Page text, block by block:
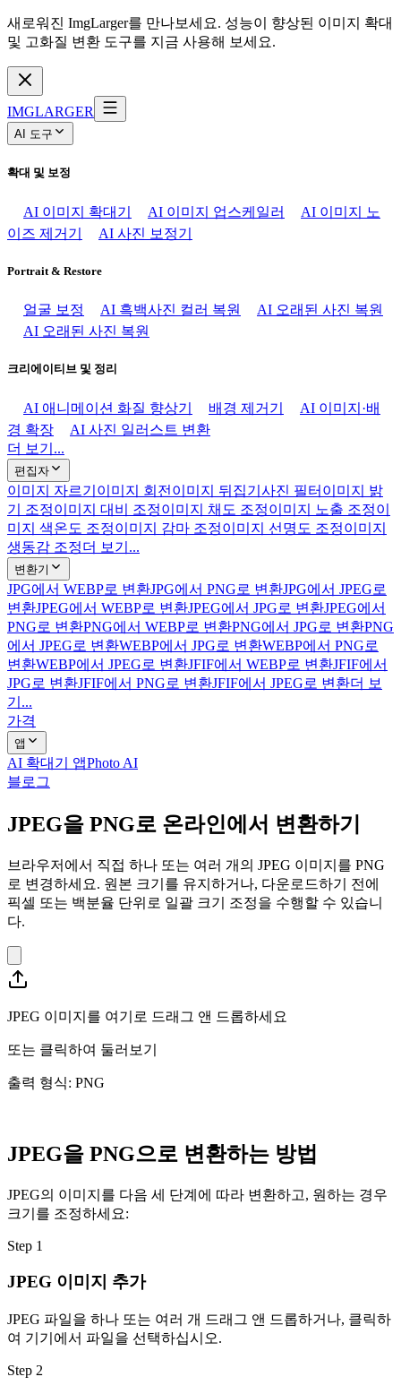
새로워진 ImgLarger를 만나보세요. 성능이 향상된 이미지 확대
및 고화질 변환 도구를 지금 사용해 보세요.
IMGLARGER
AI 도구
확대 및 보정
AI 이미지 확대기 AI 이미지 업스케일러
AI 이미지 노
이즈 제거기
AI 사진 보정기
Portrait & Restore
얼굴 보정 AI 흑백사진 컬러 복원
AI 오래된 사진 복원
AI 오래된 사진 복원
크리에이티브 및 정리
AI 애니메이션 화질 향상기 배경 제거기
AI 이미지·배
경 확장
AI 사진 일러스트 변환
더 보기...
편집자
이미지 자르기 이미지 회전 이미지 뒤집기 사진 필터 이미지 밝
기 조정이미지 대비 조정이미지 채도 조정이미지 노출 조정이
미지 색온도 조정이미지 감마 조정이미지 선명도 조정이미지
생동감 조정더 보기...
변환기
JPG에서 WEBP로 변환JPG에서 PNG로 변환JPG에서 JPEG로
변환JPEG에서 WEBP로 변환JPEG에서 JPG로 변환JPEG에서
PNG로 변환PNG에서 WEBP로 변환PNG에서 JPG로 변환PNG
에서 JPEG로 변환WEBP에서 JPG로 변환WEBP에서 PNG로
변환WEBP에서 JPEG로 변환JFIF에서 WEBP로 변환JFIF에서
JPG로 변환JFIF에서 PNG로 변환JFIF에서 JPEG로 변환더 보
기...
가격
앱
AI 확대기 앱Photo AI
블로그
JPEG을 PNG로 온라인에서 변환하기
브라우저에서 직접 하나 또는 여러 개의 JPEG 이미지를 PNG
로 변경하세요. 원본 크기를 유지하거나, 다운로드하기 전에
픽셀 또는 백분율 단위로 일괄 크기 조정을 수행할 수 있습니
다.
JPEG 이미지를 여기로 드래그 앤 드롭하세요
또는 클릭하여 둘러보기
출력 형식: PNG
JPEG을 PNG으로 변환하는 방법
JPEG의 이미지를 다음 세 단계에 따라 변환하고, 원하는 경우
크기를 조정하세요:
Step 1
JPEG 이미지 추가
JPEG 파일을 하나 또는 여러 개 드래그 앤 드롭하거나, 클릭하
여 기기에서 파일을 선택하십시오.
Step 2